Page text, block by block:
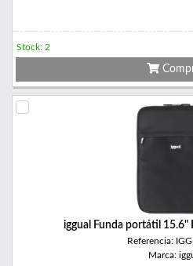
Stock: 2
iggual Funda portátil 15.6"
Referencia:
Marca: